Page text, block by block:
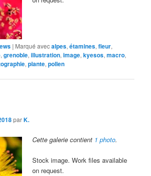
| Marqué avecalpes,étamines,fleur,
,grenoble,illustration,image,kyesos,macro,
,plante,pollen
parK.
Cette galerie contient 1 photo.
Stock image. Work files available
on request.